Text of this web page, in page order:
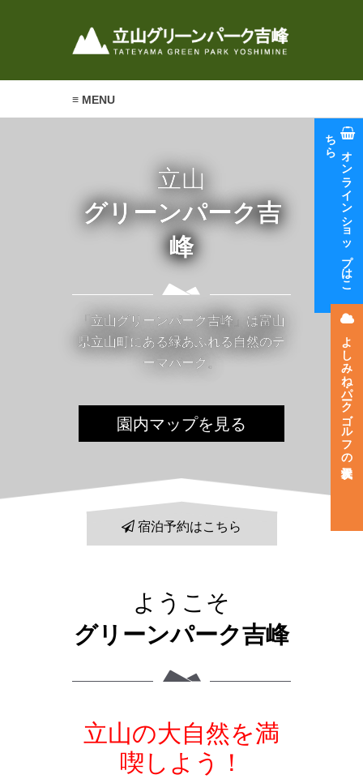
オ
ン
ラ
イ
ン
シ
ョ
ッ
プ
は
こ
ち
ら
よしみね・パークゴルフの天候状況
≡ MENU
立山
グリーンパーク吉
峰
「立山グリーンパーク吉峰」は富山
県立山町にある緑あふれる自然のテ
ーマパーク。
園内マップを見る
宿泊予約はこちら
ようこそ
グリーンパーク吉峰
立山の大自然を満
喫しよう！